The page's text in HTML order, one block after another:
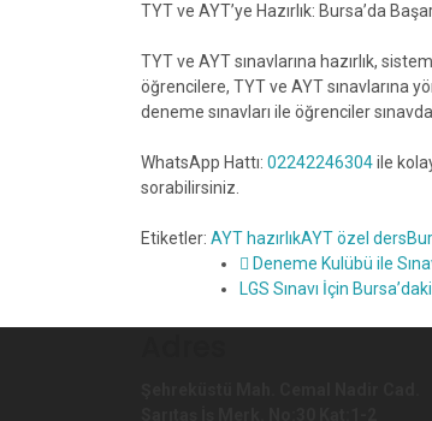
TYT ve AYT’ye Hazırlık: Bursa’da
TYT ve AYT sınavlarına hazırlık,
öğrencilere, TYT ve AYT sınavlarına
deneme sınavları ile öğrenciler
WhatsApp Hattı: 02242246304ile
sorabilirsiniz.
Etiketler: AYT hazırlıkAYT özel ders
Deneme Kulübü ile
LGS Sınavı İçin